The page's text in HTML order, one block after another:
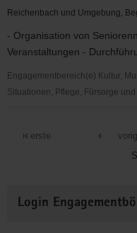
in
Suchtkrankenhilfe
Reichenbach und Umgebung,
- Organisation von
Veranstaltungen -
Engagementbereich(e) Kultur,
Situationen, Pflege, Fürsorge
soziokulturelle
Betreuung
erste
Informationen
Login